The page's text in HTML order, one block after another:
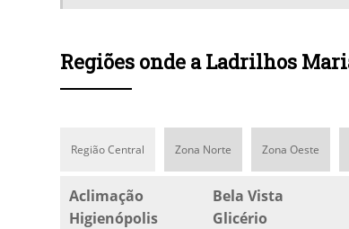
Regiões onde a Ladrilhos
Região Central Zona Norte Zona Oeste
Aclimação Bela Vista
Higienópolis
Glicério